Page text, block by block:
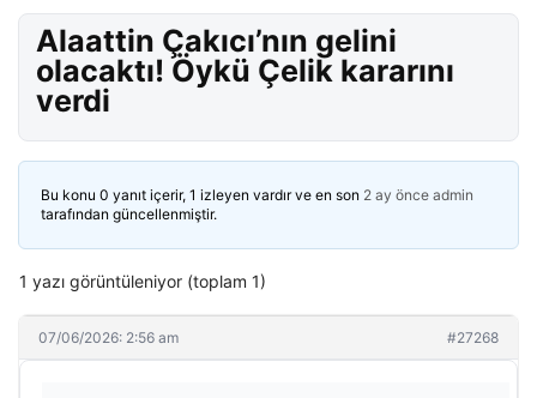
Alaattin Çakıcı’nın gelini
olacaktı! Öykü Çelik kararını
verdi
Bu konu 0 yanıt içerir, 1 izleyen vardır ve en son 2 ay önce admin
tarafından güncellenmiştir.
1 yazı görüntüleniyor (toplam 1)
07/06/2026: 2:56 am #27268